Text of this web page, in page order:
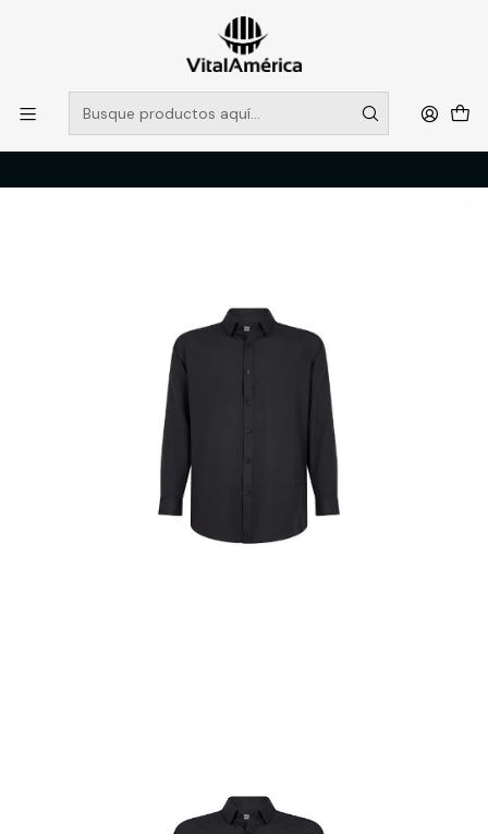
POR SISTEMA FRONTAL SOLO RETIROS EN TIENDA, DESDE
MUCHAS GRACIAS +569 5956 2237
Leer más
Catálogo
VESTIMENTA TECNICA Y CORPORATIVA
POLERAS Y CAMISAS
CAMISA OXFORD M/L HOMBRE NEGRO T/L